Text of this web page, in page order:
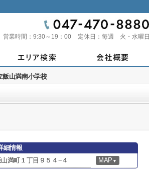
営業時間： 9:30～19：00 定休日： 毎週 火・水曜日
飯山満南小学校
細情報
満町１丁目９５４−４ MAP ▼